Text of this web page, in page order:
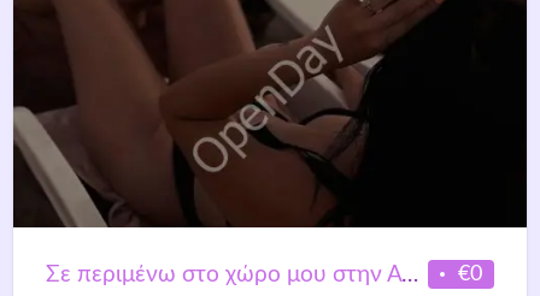
€0
Σε περιμένω στο χώρο μου στην Αθήνα (διαμέρισμα, όχι στούντιο)